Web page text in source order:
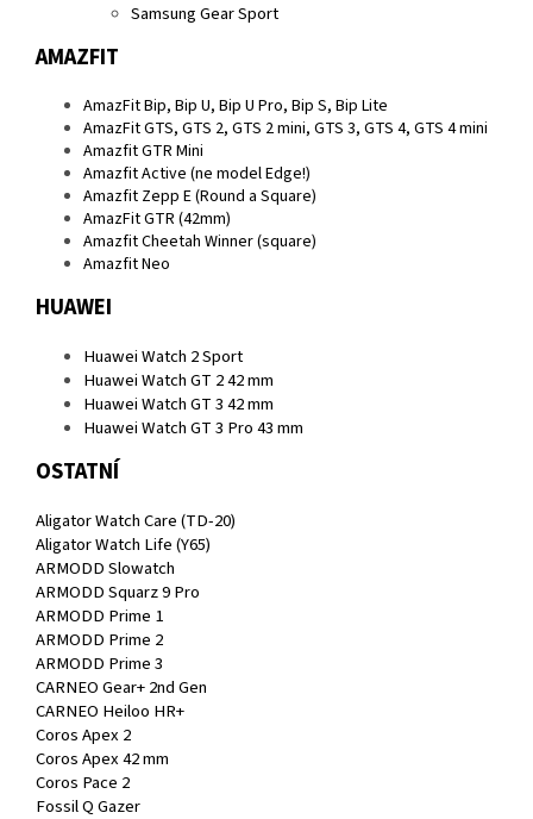
Samsung Gear Sport
AMAZFIT
AmazFit Bip, Bip U, Bip U Pro, Bip S, Bip Lite
AmazFit GTS, GTS 2, GTS 2 mini, GTS 3, GTS 4, GTS 4 mini
Amazfit GTR Mini
Amazfit Active (ne model Edge!)
Amazfit Zepp E (Round a Square)
AmazFit GTR (42mm)
Amazfit Cheetah Winner (square)
Amazfit Neo
HUAWEI
Huawei Watch 2 Sport
Huawei Watch GT 2 42 mm
Huawei Watch GT 3 42 mm
Huawei Watch GT 3 Pro 43 mm
OSTATNÍ
Aligator Watch Care (TD-20)
Aligator Watch Life (Y65)
ARMODD Slowatch
ARMODD Squarz 9 Pro
ARMODD Prime 1
ARMODD Prime 2
ARMODD Prime 3
CARNEO Gear+ 2nd Gen
CARNEO Heiloo HR+
Coros Apex 2
Coros Apex 42 mm
Coros Pace 2
Fossil Q Gazer